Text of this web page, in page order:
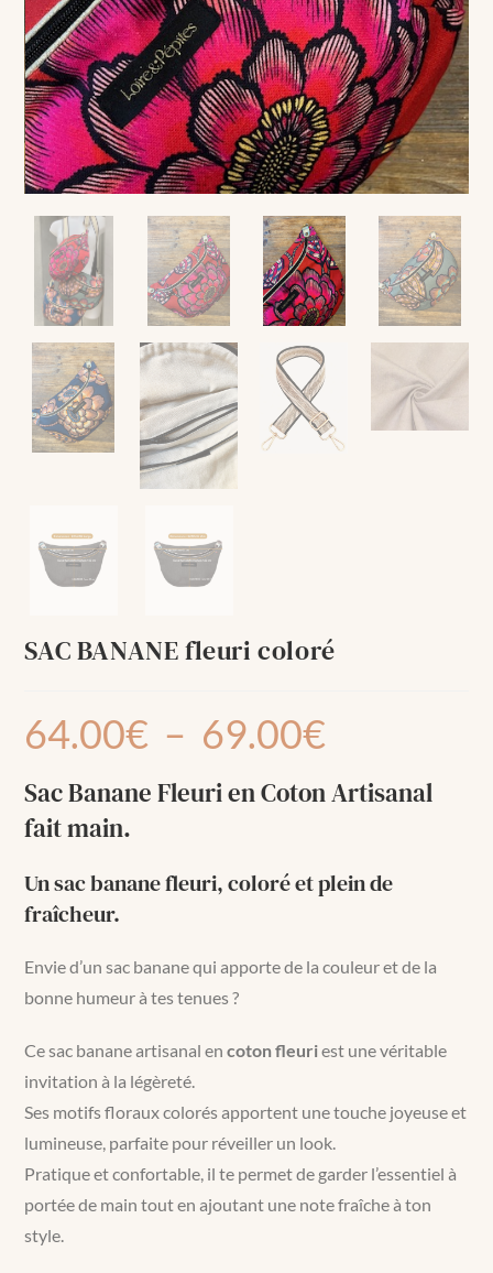
SAC BANANE fleuri coloré
64.00€ – 69.00€
Sac Banane Fleuri en Coton Artisanal
fait main.
Un sac banane fleuri, coloré et plein de
fraîcheur.
Envie d’un sac banane qui apporte de la couleur et de la
bonne humeur à tes tenues ?
Ce sac banane artisanal encoton fleuriest une véritable
invitation à la légèreté.
Ses motifs floraux colorés apportent une touche joyeuse et
lumineuse, parfaite pour réveiller un look.
Pratique et confortable, il te permet de garder l’essentiel à
portée de main tout en ajoutant une note fraîche à ton
style.